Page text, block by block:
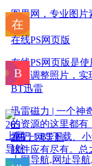
图界网，专业图片
在线PS网页版
在线PS网页版是
辑、调整照片，
BT迅雷
迅雷磁力 | 一个神
的资源的这里都有
看吧！BT下载、
软件应有尽有。总
265上网导航
上网导航,网址导